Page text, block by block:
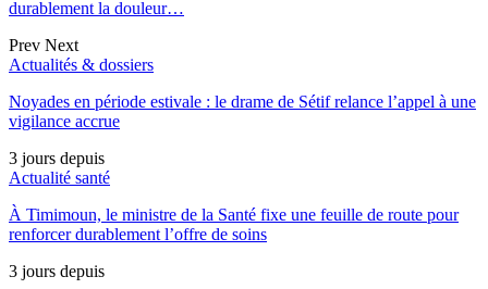
durablement la douleur…
Prev Next
Actualités & dossiers
Noyades en période estivale : le drame de Sétif relance l’appel à une
vigilance accrue
3 jours depuis
Actualité santé
À Timimoun, le ministre de la Santé fixe une feuille de route pour
renforcer durablement l’offre de soins
3 jours depuis